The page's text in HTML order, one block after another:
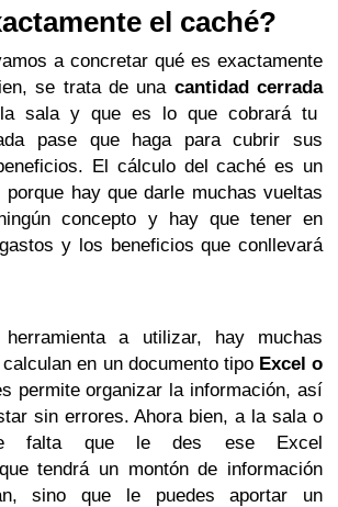
el caché?
a concretar qué es exactamente
se trata de una cantidad cerrada
sala y que es lo que cobrará tu
pase que haga para cubrir sus
El cálculo del caché es un
hay que darle muchas vueltas
concepto y hay que tener en
y los beneficios que conllevará
a utilizar, hay muchas
en un documento tipo Excel o
permite organizar la información, así
sin errores. Ahora bien, a la sala o
falta que le des ese Excel
tendrá un montón de información
sino que le puedes aportar un